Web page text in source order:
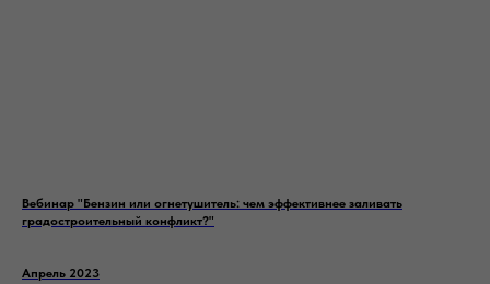
Вебинар "Бензин или огнетушитель: чем эффективнее заливать
градостроительный конфликт?"
Апрель 2023